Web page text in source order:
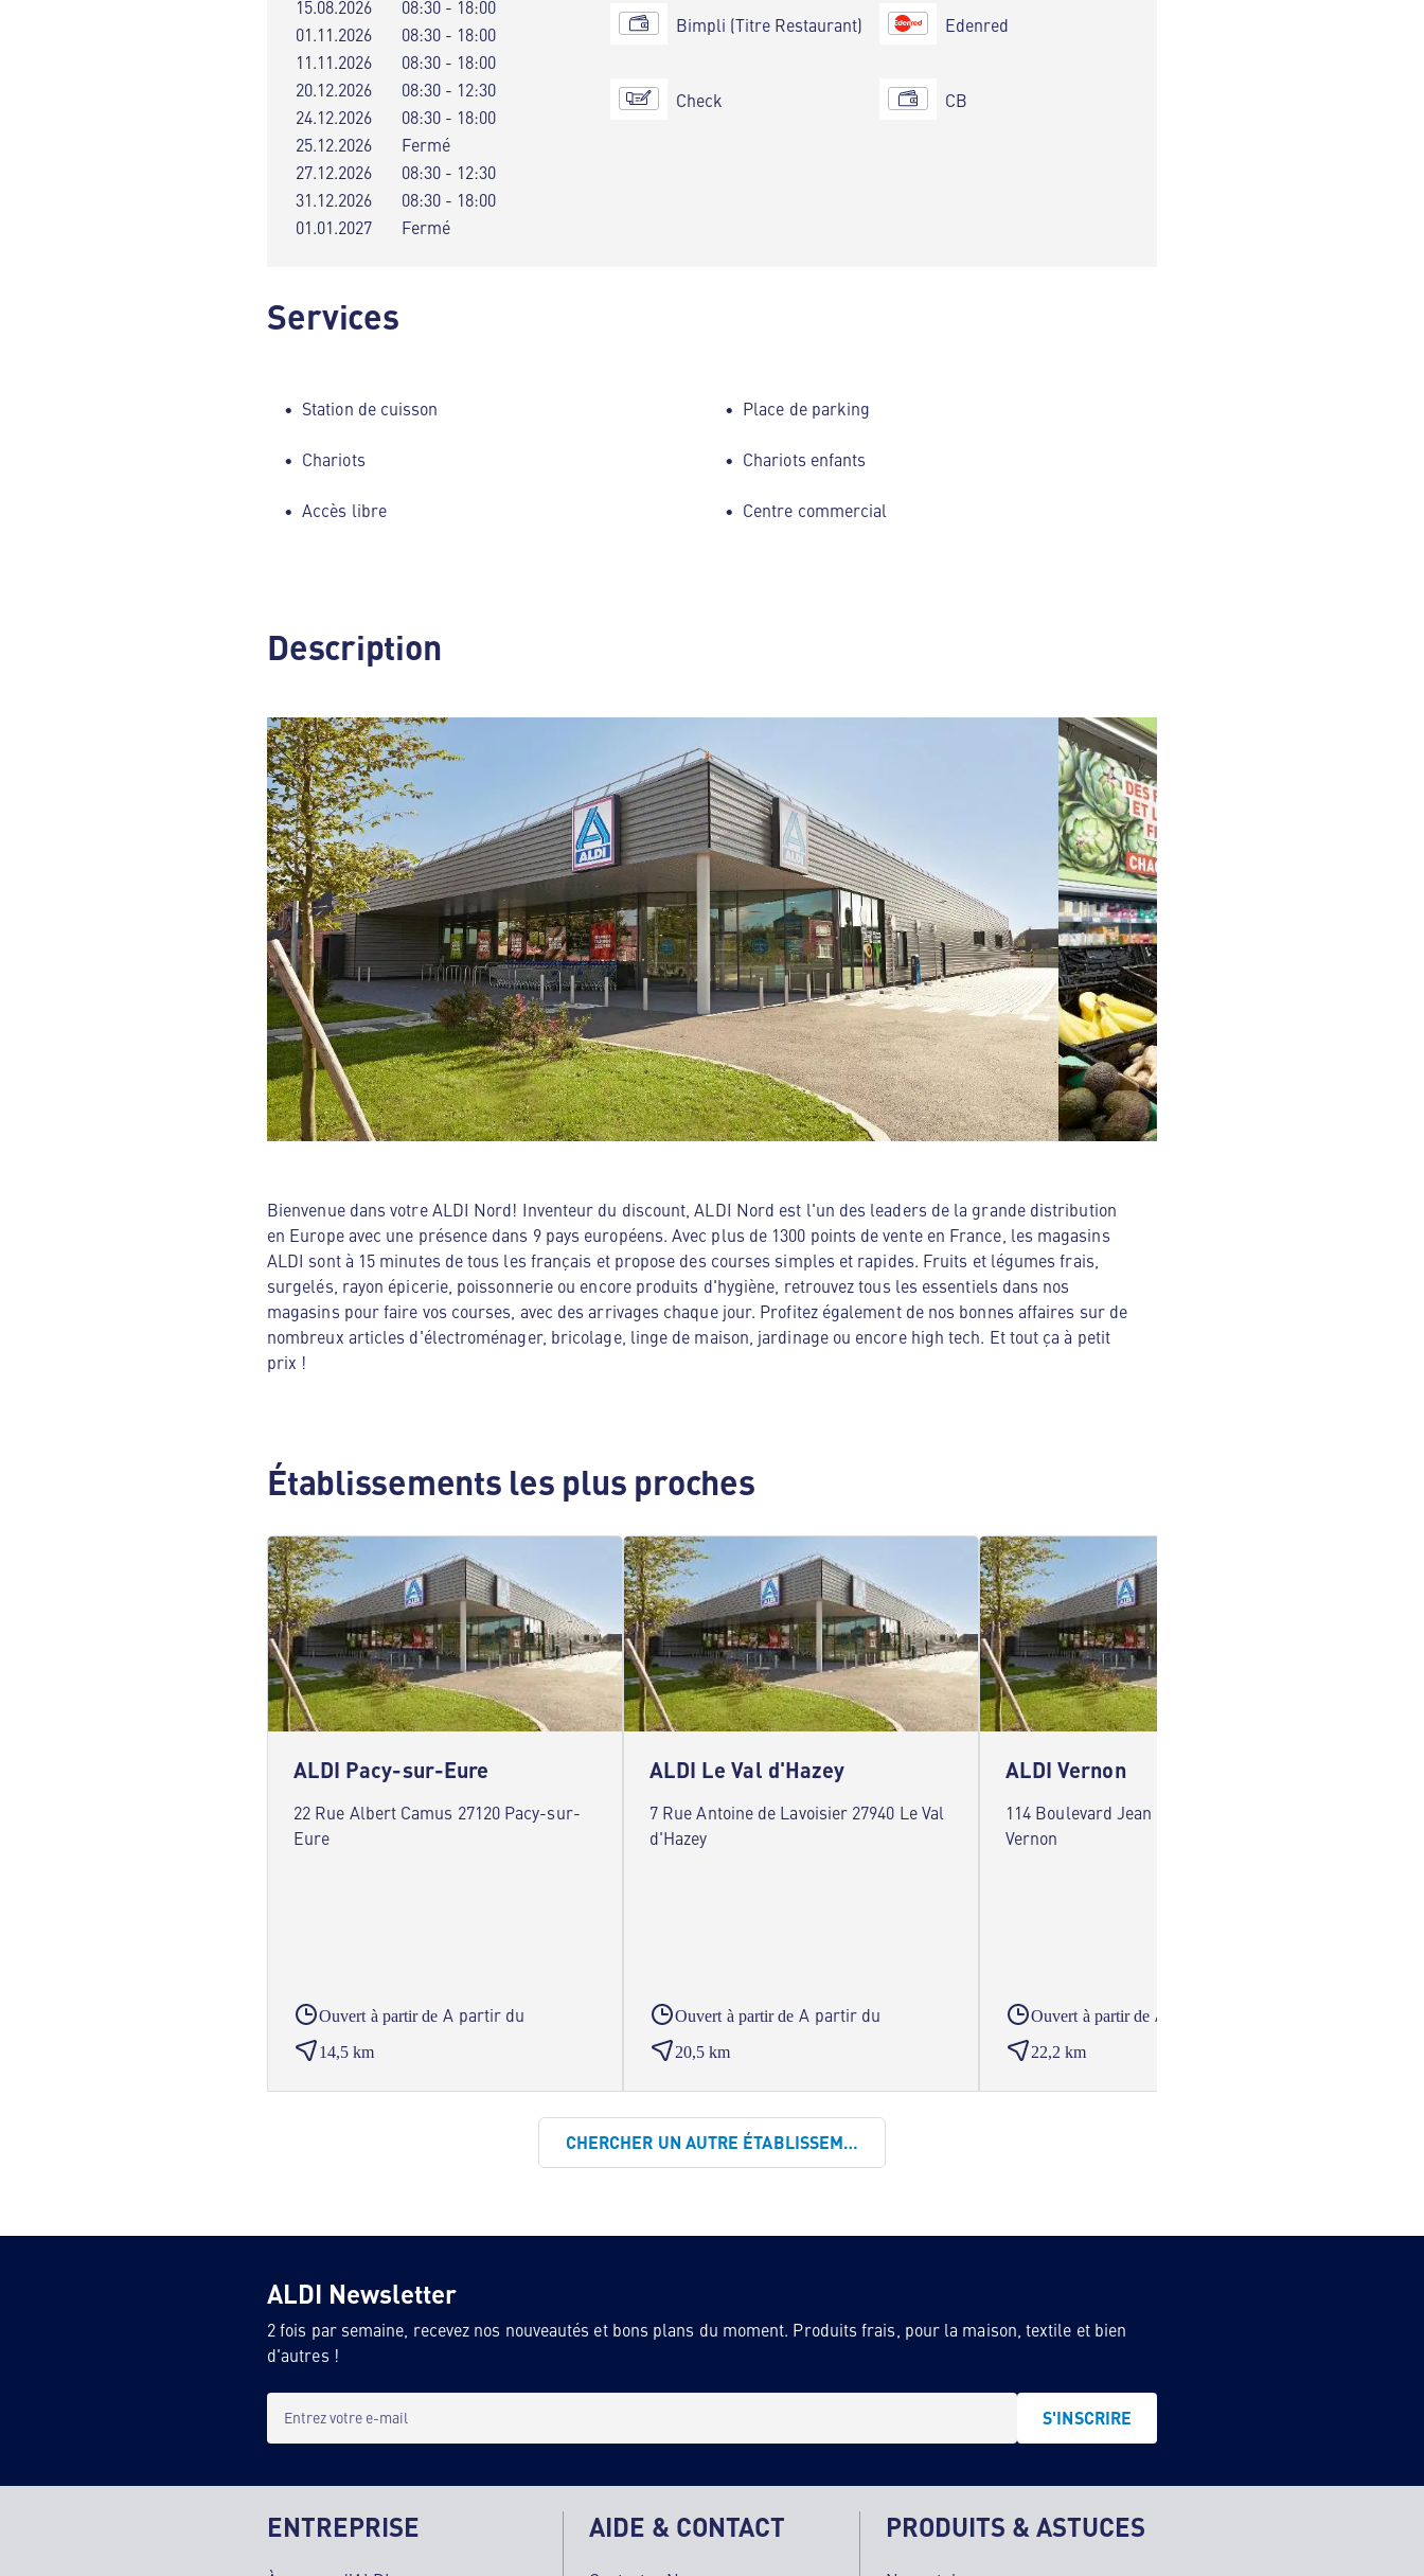
15.08.2026
08:30 - 18:00
01.11.2026
08:30 - 18:00
11.11.2026
08:30 - 18:00
20.12.2026
08:30 - 12:30
24.12.2026
08:30 - 18:00
25.12.2026
Fermé
27.12.2026
08:30 - 12:30
31.12.2026
08:30 - 18:00
01.01.2027
Fermé
Bimpli (Titre Restaurant)
Check
Edenred
CB
Services
Station de cuisson Place de parking
Chariots Chariots enfants
Accès libre Centre commercial
Description
Bienvenue dans votre ALDI Nord! Inventeur du discount, ALDI Nord est l'un des leaders de la grande distribution
en Europe avec une présence dans 9 pays européens. Avec plus de 1300 points de vente en France, les magasins
ALDI sont à 15 minutes de tous les français et propose des courses simples et rapides. Fruits et légumes frais,
surgelés, rayon épicerie, poissonnerie ou encore produits d'hygiène, retrouvez tous les essentiels dans nos
magasins pour faire vos courses, avec des arrivages chaque jour. Profitez également de nos bonnes affaires sur de
nombreux articles d'électroménager, bricolage, linge de maison, jardinage ou encore high tech. Et tout ça à petit
prix !
Établissements les plus proches
ALDI Pacy-sur-Eure
22 Rue Albert Camus 27120 Pacy-sur-
Eure
Ouvert à partir de A partir du
14,5 km
ALDI Le Val d'Hazey
7 Rue Antoine de Lavoisier 27940 Le Val
d'Hazey
Ouvert à partir de A partir du
20,5 km
ALDI Vernon
114 Boulevard Jean Jaurès 27200
Vernon
Ouvert à partir de A partir du
22,2 km
CHERCHER UN AUTRE ÉTABLISSEMENT
ALDI Newsletter
2 fois par semaine, recevez nos nouveautés et bons plans du moment. Produits frais, pour la maison, textile et bien
d'autres !
Entrez votre e-mail S'INSCRIRE
ENTREPRISE AIDE & CONTACT PRODUITS & ASTUCES